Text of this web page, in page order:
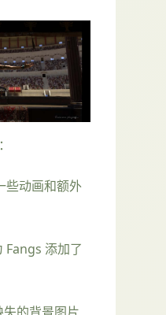
些动画和额外
Fangs 添加了